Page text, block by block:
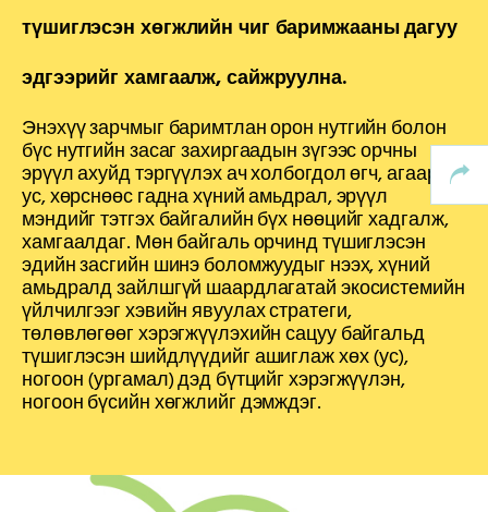
түшиглэсэн хөгжлийн чиг баримжааны дагуу
эдгээрийг хамгаалж, сайжруулна.
Энэхүү зарчмыг баримтлан орон нутгийн болон
бүс нутгийн засаг захиргаадын зүгээс орчны
эрүүл ахуйд тэргүүлэх ач холбогдол өгч, агаар,
ус, хөрснөөс гадна хүний амьдрал, эрүүл
мэндийг тэтгэх байгалийн бүх нөөцийг хадгалж,
хамгаалдаг. Мөн байгаль орчинд түшиглэсэн
эдийн засгийн шинэ боломжуудыг нээх, хүний
амьдралд зайлшгүй шаардлагатай экосистемийн
үйлчилгээг хэвийн явуулах стратеги,
төлөвлөгөөг хэрэгжүүлэхийн сацуу байгальд
түшиглэсэн шийдлүүдийг ашиглаж хөх (ус),
ногоон (ургамал) дэд бүтцийг хэрэгжүүлэн,
ногоон бүсийн хөгжлийг дэмждэг.